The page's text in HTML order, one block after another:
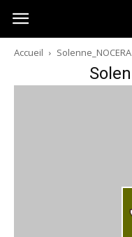
Australia-
australie.com
Accueil Solenne_NOCERA